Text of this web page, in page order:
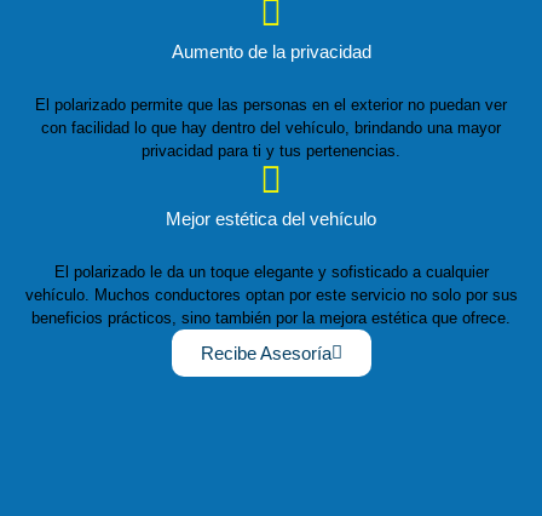
Aumento de la privacidad
El polarizado permite que las personas en el exterior no puedan ver
con facilidad lo que hay dentro del vehículo, brindando una mayor
privacidad para ti y tus pertenencias.
Mejor estética del vehículo
El polarizado le da un toque elegante y sofisticado a cualquier
vehículo. Muchos conductores optan por este servicio no solo por sus
beneficios prácticos, sino también por la mejora estética que ofrece.
Recibe Asesoría